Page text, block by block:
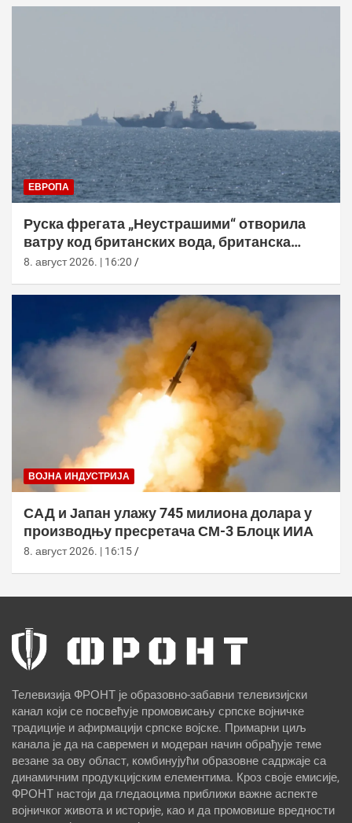
ЕВРОПА
Руска фрегата „Неустрашими“ отворила
ватру код британских вода, британска
морнарица појачала праћење
8. август 2026. | 16:20
ВОЈНА ИНДУСТРИЈА
САД и Јапан улажу 745 милиона долара у
производњу пресретача СМ-3 Блоцк ИИА
8. август 2026. | 16:15
Телевизија ФРОНТ је образовно-забавни телевизијски
канал који се посвећује промовисању српске војничке
традиције и афирмацији српске војске. Примарни циљ
канала је да на савремен и модеран начин обрађује теме
везане за ову област, комбинујући образовне садржаје са
динамичним продукцијским елементима. Кроз своје емисије,
ФРОНТ настоји да гледаоцима приближи важне аспекте
војничког живота и историје, као и да промовише вредности